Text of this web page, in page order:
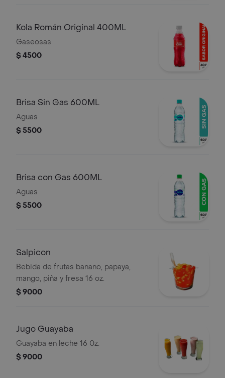
Kola Román Original 400ML
Gaseosas
$ 4500
Brisa Sin Gas 600ML
Aguas
$ 5500
Brisa con Gas 600ML
Aguas
$ 5500
Salpicon
Bebida de frutas banano, papaya,
mango, piña y fresa 16 oz.
$ 9000
Jugo Guayaba
Guayaba en leche 16 0z.
$ 9000